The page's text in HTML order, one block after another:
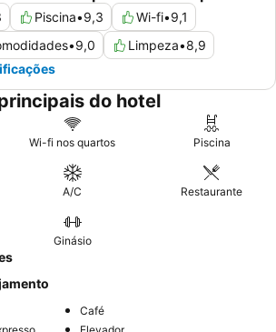
Piscina•9,3 Wi-fi•9,1
•9,0 Limpeza•8,9
do hotel
Wi-fi nos quartos Piscina
A/C Restaurante
Ginásio
Café